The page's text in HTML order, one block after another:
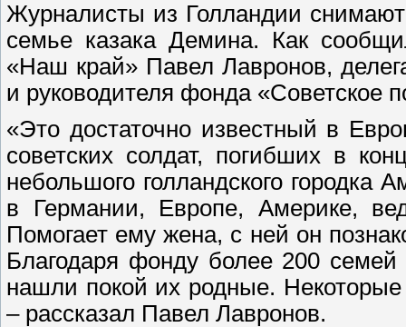
Журналисты из Голландии
семье казака Демина. Как
«Наш край» Павел Лавронов,
и руководителя фонда «Советское
«Это достаточно известный в
советских солдат, погибших в
небольшого голландского городка
в Германии, Европе, Америке,
Помогает ему жена, с ней он
Благодаря фонду более 200
нашли покой их родные.
– рассказал Павел Лавронов.